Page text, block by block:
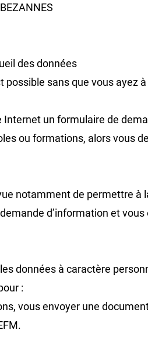
des données
sans que vous
un formulaire de
ou formations, alors vous
notamment de permettre
d’information et vous
données à caractère
:
vous envoyer une